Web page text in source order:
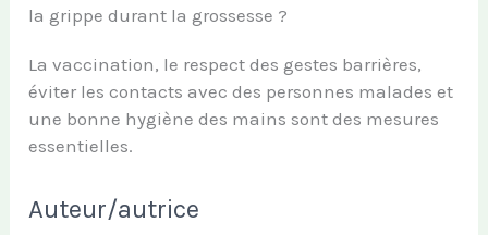
la grippe durant la grossesse ?
La vaccination, le respect des gestes barrières,
éviter les contacts avec des personnes malades et
une bonne hygiène des mains sont des mesures
essentielles.
Auteur/autrice